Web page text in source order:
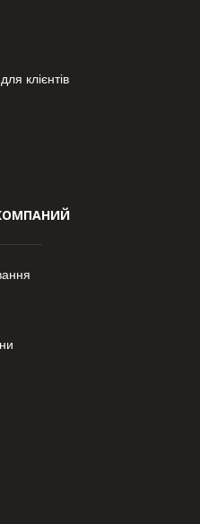
клієнтів